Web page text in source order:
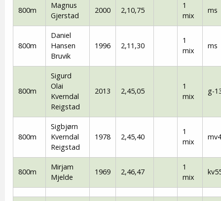
800m
Magnus
Gjerstad
2000 2,10,75
1
mix
ms
800m
Daniel
Hansen
Bruvik
1996 2,11,30
1
mix
ms
800m
Sigurd
Olai
Kverndal
Reigstad
2013 2,45,05
1
mix
g-
800m
Sigbjørn
Kverndal
Reigstad
1978 2,45,40
1
mix
800m
Mirjam
Mjelde
1969 2,46,47
1
mix